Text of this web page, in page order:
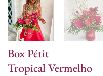
Box Pétit
Tropical Vermelho